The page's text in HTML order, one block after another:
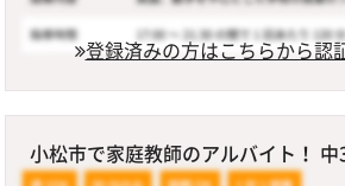
登録済みの方はこちらから認
小松市で家庭教師のアルバイト！ 中